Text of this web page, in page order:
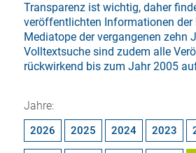
Transparenz ist wichtig, daher
veröffentlichten Informationen der
Mediatope der vergangenen zehn
Volltextsuchesind zudem alle
rückwirkend bis zum Jahr 2005
Jahre:
2026 2025 2024 2023